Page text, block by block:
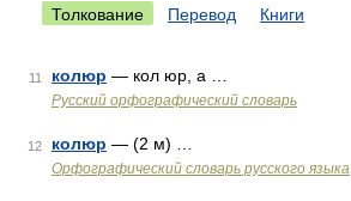
Толкование Перевод Книги
11 колюр — кол юр, а …
Русский орфографический словарь
12 колюр — (2 м) …
Орфографический словарь русского языка